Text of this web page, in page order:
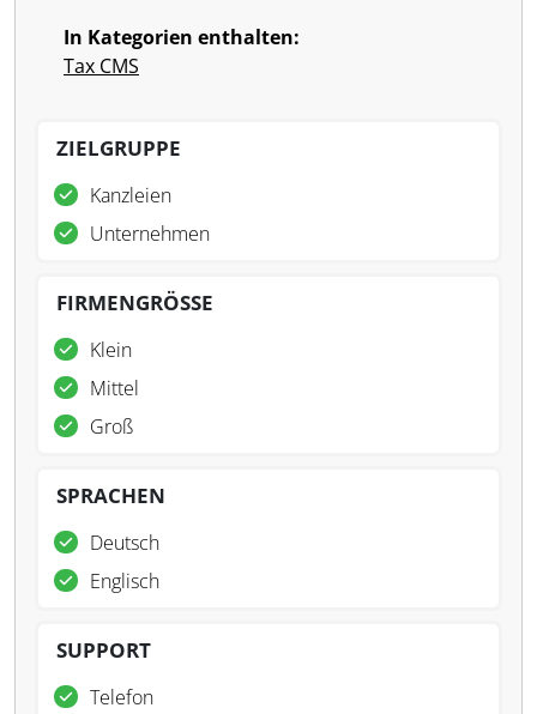
In Kategorien enthalten:
Tax CMS
ZIELGRUPPE
Kanzleien
Unternehmen
FIRMENGRÖSSE
Klein
Mittel
Groß
SPRACHEN
Deutsch
Englisch
SUPPORT
Telefon